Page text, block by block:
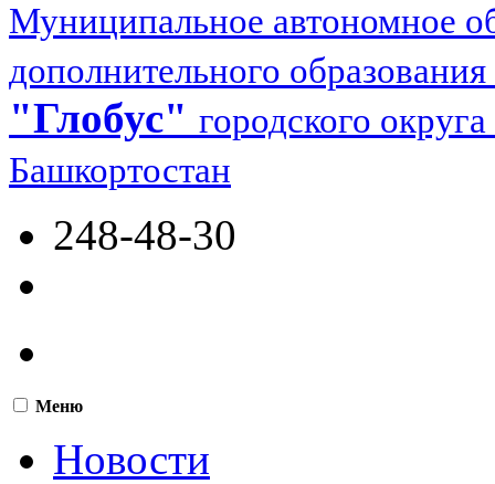
Муниципальное автономное
дополнительного образования
"Глобус" городского
Башкортостан
248-48-30
Меню
Новости